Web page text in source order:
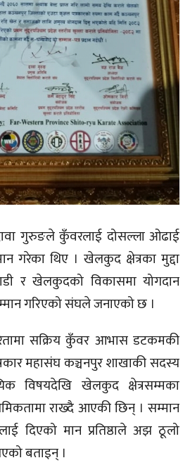
गुरुङले कुँवरलाई दोसल्ला ओढाई
गरेका थिए । खेलकुद क्षेत्रका मुद्दा
र खेलकुदको विकासमा योगदान
गरिएको संघले जनाएको छ ।
सक्रिय कुँवर आभास डटकमकी
महासंघ कञ्चनपुर शाखाकी सदस्य
विषयदेखि खेलकुद क्षेत्रसम्मका
राख्दै आएकी छिन् । सम्मान
दिएको मान प्रतिष्ठाले अझ ठूलो
बताइन् ।